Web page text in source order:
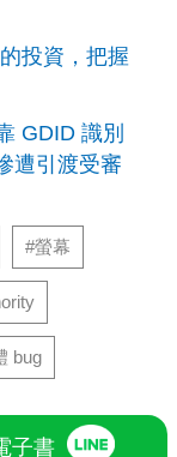
投資，把握
GDID 識別
遭引渡受審
#螢幕
bug
子書